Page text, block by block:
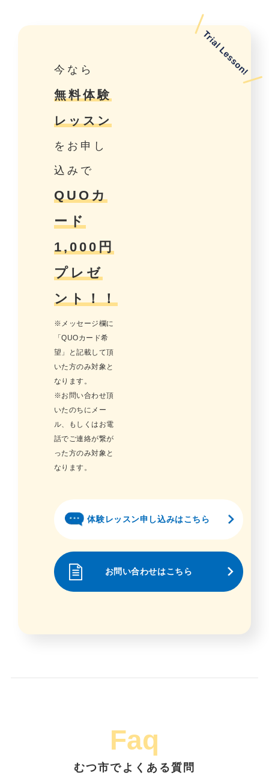
今なら
無料体験
レッスン
をお申し
込みで
QUOカ
ード
1,000円
プレゼ
ント！！
※メッセージ欄に
「QUOカード希
望」と記載して頂
いた方のみ対象と
なります。
※お問い合わせ頂
いたのちにメー
ル、もしくはお電
話でご連絡が繋が
った方のみ対象と
なります。
体験レッスン申し込みはこちら
お問い合わせはこちら
Faq
むつ市でよくある質問